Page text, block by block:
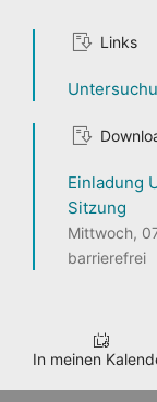
Links
Einladung
Sitzung
Mittwoch,
barrierefrei
In meinen
TAG
ENTDECKEN
PERSONEN
LANDTAG